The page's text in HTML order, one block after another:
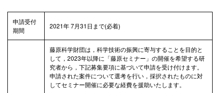
申請受付
期間
2021年 7月31日まで(必着)
藤原科学財団は，科学技術の振興に寄与することを目的と
して，2023年以降に「藤原セミナー」の開催を希望する研
究者から，下記募集要項に基づいて申請を受け付けます。
申請された案件について選考を行い，採択されたものに対
してセミナー開催に必要な経費を援助いたします。